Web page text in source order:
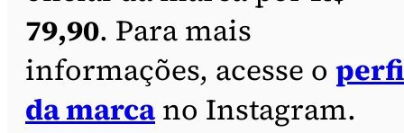
79,90. Para mais
informações, acesse o
da marcano Instagram.